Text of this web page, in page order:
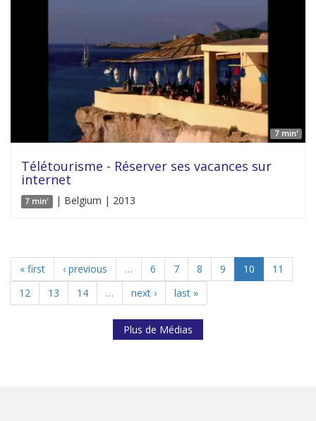
7 min'
Télétourisme - Réserver ses vacances sur
internet
7 min' | Belgium | 2013
« first ‹ previous … 6 7 8 9 10
11
12
13 14 … next › last »
Plus de Médias